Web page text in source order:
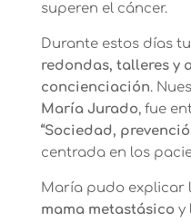
superen el cáncer.
Durante estos días
redondas, talleres y
concienciación.
María Jurado, fue
“Sociedad,
centrada en los
María pudo explicar
mama metastásico y